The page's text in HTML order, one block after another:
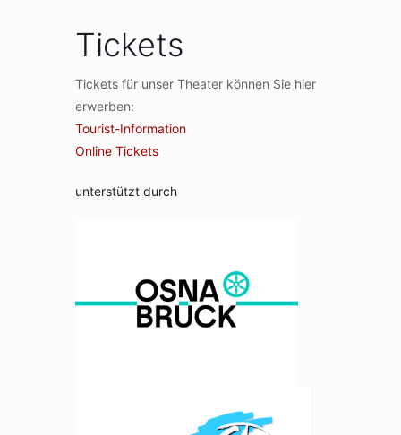
Tickets
Tickets für unser Theater können Sie hier
erwerben:
Tourist-Information
Online Tickets
unterstützt durch